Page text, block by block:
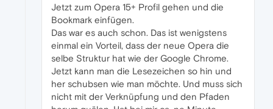
Jetzt zum Opera 15+ Profil gehen und die
Bookmark einfügen.
Das war es auch schon. Das ist wenigstens
einmal ein Vorteil, dass der neue Opera die
selbe Struktur hat wie der Google Chrome.
Jetzt kann man die Lesezeichen so hin und
her schubsen wie man möchte. Und muss sich
nicht mit der Verknüpfung und den Pfaden